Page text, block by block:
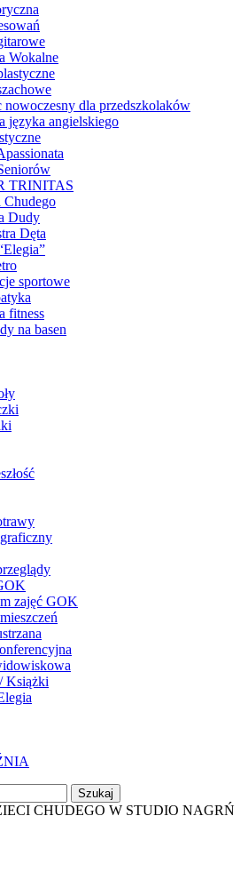
Wokalne
nowoczesny dla przedszkolaków
języka angielskiego
TRINITAS
Chudego
Dudy
Dęta
sportowe
fitness
na basen
zajęć GOK
Książki
CHUDEGO W STUDIO NAGRŃ